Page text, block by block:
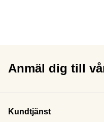
Anmäl dig till
Kundtjänst